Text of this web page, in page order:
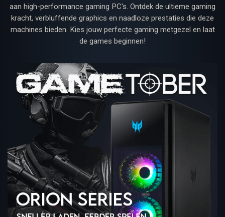
aan high-performance gaming PC's. Ontdek de ultieme gaming
kracht, verbluffende graphics en naadloze prestaties die deze
machines bieden. Kies jouw perfecte gaming metgezel en laat
de games beginnen!